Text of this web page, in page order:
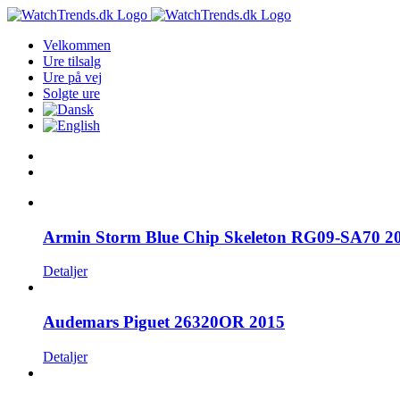
Skip
contentVelkommen
Ure tilsalg
Ure på vej
Solgte ure
Armin Storm Blue Chip Skeleton RG09-SA70
Detaljer
Audemars Piguet 26320OR 2015
Detaljer